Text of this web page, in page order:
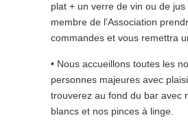
plat + un verre de vin ou de
membre de l’Association
commandes et vous remettra
• Nous accueillons toutes les
personnes majeures avec
trouverez au fond du bar avec
blancs et nos pinces à linge.